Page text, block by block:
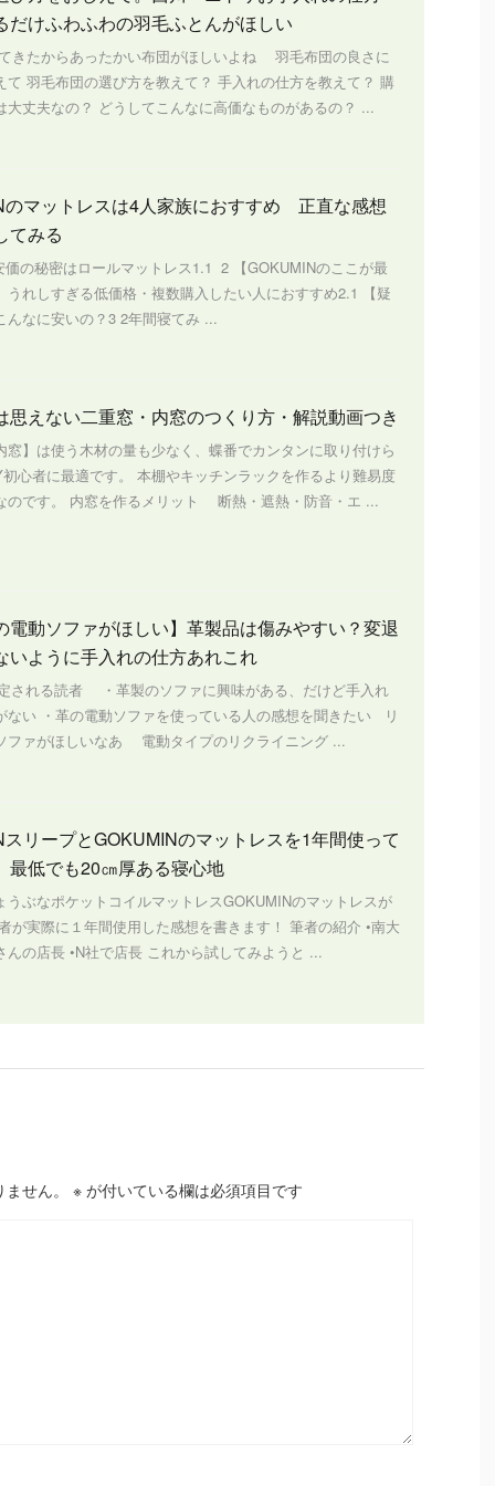
だけふわふわの羽毛ふとんがほしい
たからあったかい布団がほしいよね 羽毛布団の良さに
て 羽毛布団の選び方を教えて？ 手入れの仕方を教えて？ 購
大丈夫なの？ どうしてこんなに高価なものがあるの？ ...
のマットレスは4人家族におすすめ 正直な感想
てみる
価の秘密はロールマットレス1.1 2 【GOKUMINのここが最
れしすぎる低価格・複数購入したい人におすすめ2.1 【疑
んなに安いの？3 2年間寝てみ ...
思えない二重窓・内窓のつくり方・解説動画つき
窓】は使う木材の量も少なく、蝶番でカンタンに取り付けら
心者に最適です。 本棚やキッチンラックを作るより難易度
のです。 内窓を作るメリット 断熱・遮熱・防音・エ ...
電動ソファがほしい】革製品は傷みやすい？変退
いように手入れの仕方あれこれ
れる読者 ・革製のソファに興味がある、だけど手入れ
ない ・革の電動ソファを使っている人の感想を聞きたい リ
ファがほしいなあ 電動タイプのリクライニング ...
リープとGOKUMINのマットレスを1年間使って
低でも20㎝厚ある寝心地
うぶなポケットコイルマットレスGOKUMINのマットレスが
が実際に１年間使用した感想を書きます！ 筆者の紹介 •南大
んの店長 •N社で店長 これから試してみようと ...
せん。 ※ が付いている欄は必須項目です